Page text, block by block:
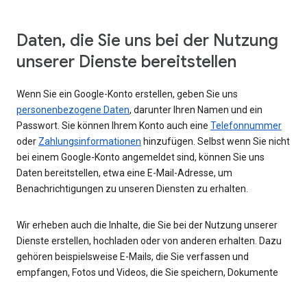
Daten, die Sie uns bei der Nutzung
unserer Dienste bereitstellen
Wenn Sie ein Google-Konto erstellen, geben Sie uns
personenbezogene Daten, darunter Ihren Namen und ein
Passwort. Sie können Ihrem Konto auch eine Telefonnummer
oder Zahlungsinformationen hinzufügen. Selbst wenn Sie nicht
bei einem Google-Konto angemeldet sind, können Sie uns
Daten bereitstellen, etwa eine E-Mail-Adresse, um
Benachrichtigungen zu unseren Diensten zu erhalten.
Wir erheben auch die Inhalte, die Sie bei der Nutzung unserer
Dienste erstellen, hochladen oder von anderen erhalten. Dazu
gehören beispielsweise E-Mails, die Sie verfassen und
empfangen, Fotos und Videos, die Sie speichern, Dokumente